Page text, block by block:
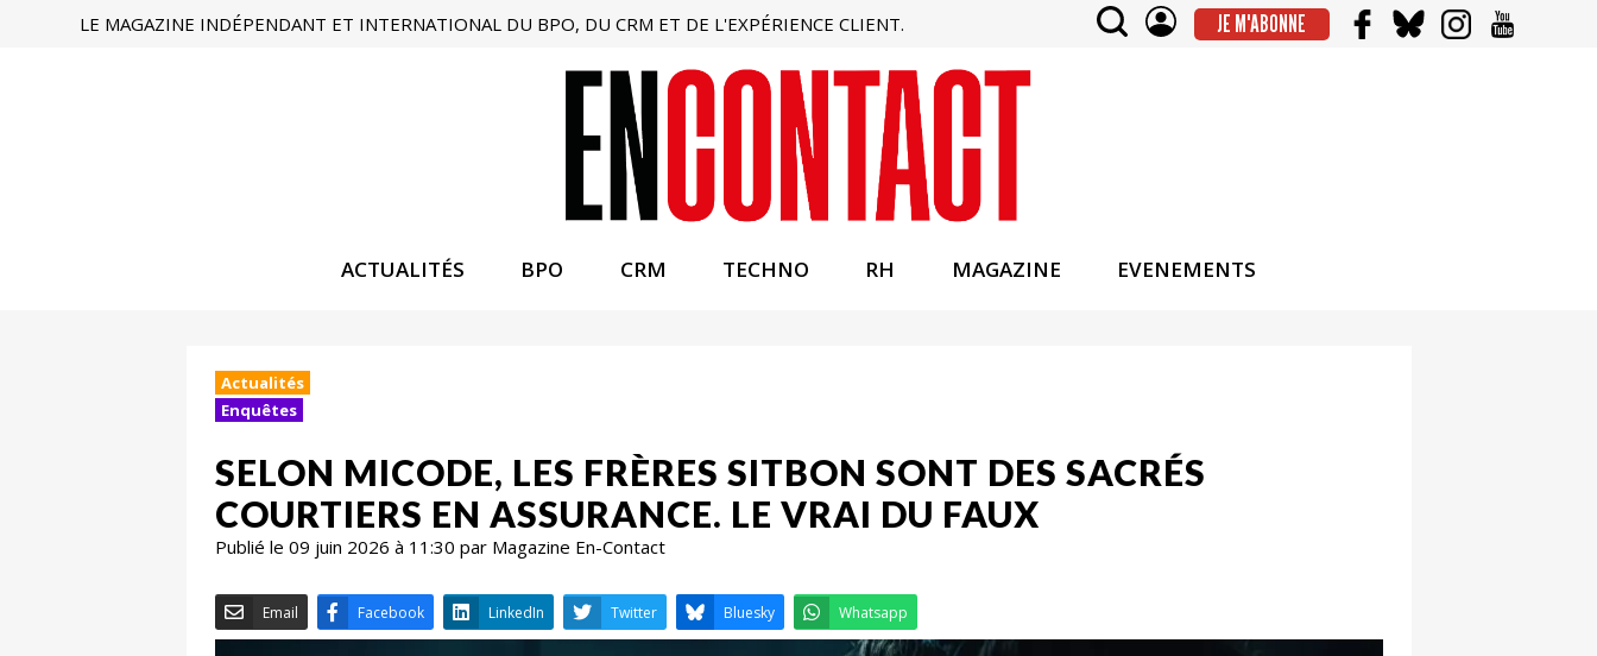
LE MAGAZINE INDÉPENDANT ET INTERNATIONAL DU BPO, DU CRM ET DE L'EXPÉRIENCE CLIENT. JE M'ABONNE
ACTUALITÉS BPO CRM TECHNO RH MAGAZINE EVENEMENTS
Actualités
Enquêtes
SELON MICODE, LES FRÈRES SITBON SONT DES SACRÉS
COURTIERS EN ASSURANCE. LE VRAI DU FAUX
Publié le 09 juin 2026 à 11:30 par Magazine En-Contact